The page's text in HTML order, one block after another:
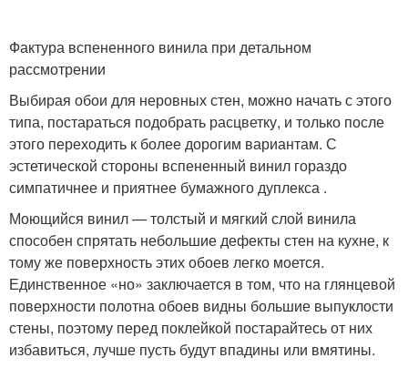
Фактура вспененного винила при детальном
рассмотрении
Выбирая обои для неровных стен, можно начать с этого
типа, постараться подобрать расцветку, и только после
этого переходить к более дорогим вариантам. С
эстетической стороны вспененный винил гораздо
симпатичнее и приятнее бумажного дуплекса .
Моющийся винил — толстый и мягкий слой винила
способен спрятать небольшие дефекты стен на кухне, к
тому же поверхность этих обоев легко моется.
Единственное «но» заключается в том, что на глянцевой
поверхности полотна обоев видны большие выпуклости
стены, поэтому перед поклейкой постарайтесь от них
избавиться, лучше пусть будут впадины или вмятины.